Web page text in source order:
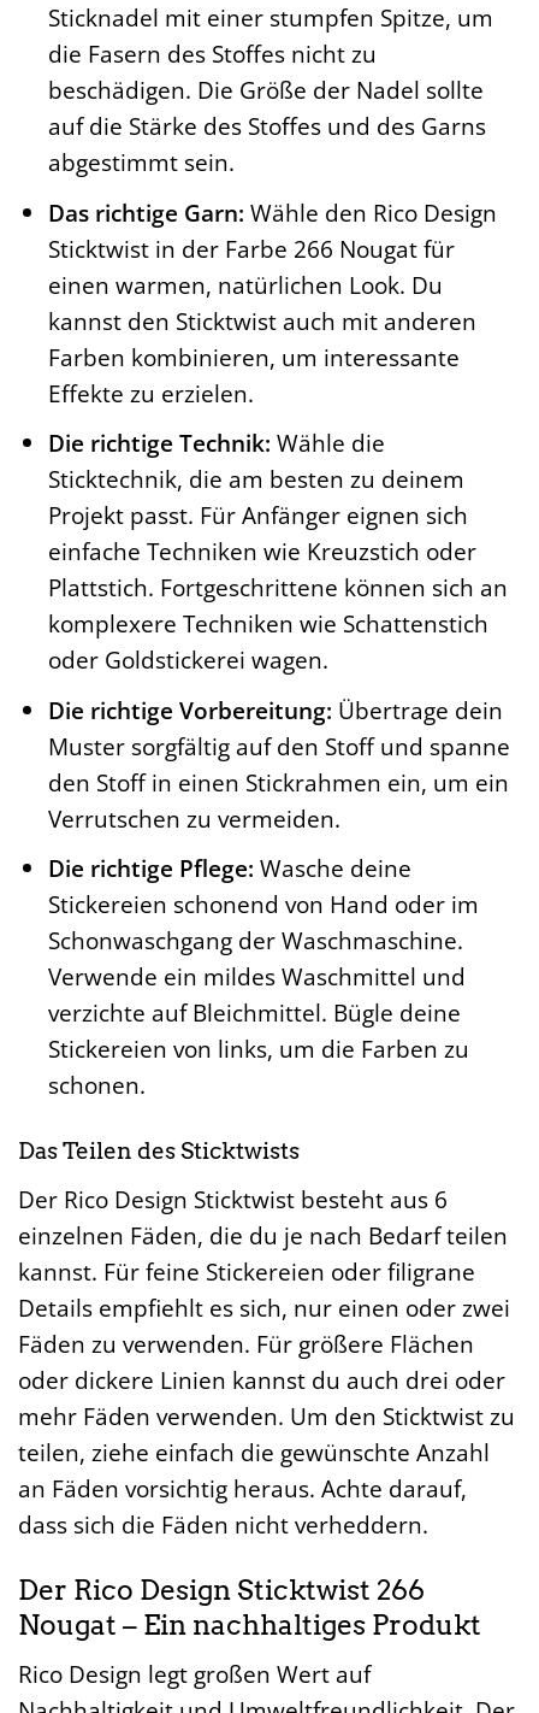
Sticknadel mit einer stumpfen Spitze, um
die Fasern des Stoffes nicht zu
beschädigen. Die Größe der Nadel sollte
auf die Stärke des Stoffes und des Garns
abgestimmt sein.
Das richtige Garn: Wähle den Rico Design
Sticktwist in der Farbe 266 Nougat für
einen warmen, natürlichen Look. Du
kannst den Sticktwist auch mit anderen
Farben kombinieren, um interessante
Effekte zu erzielen.
Die richtige Technik: Wähle die
Sticktechnik, die am besten zu deinem
Projekt passt. Für Anfänger eignen sich
einfache Techniken wie Kreuzstich oder
Plattstich. Fortgeschrittene können sich an
komplexere Techniken wie Schattenstich
oder Goldstickerei wagen.
Die richtige Vorbereitung: Übertrage dein
Muster sorgfältig auf den Stoff und spanne
den Stoff in einen Stickrahmen ein, um ein
Verrutschen zu vermeiden.
Die richtige Pflege: Wasche deine
Stickereien schonend von Hand oder im
Schonwaschgang der Waschmaschine.
Verwende ein mildes Waschmittel und
verzichte auf Bleichmittel. Bügle deine
Stickereien von links, um die Farben zu
schonen.
Das Teilen des Sticktwists
Der Rico Design Sticktwist besteht aus 6
einzelnen Fäden, die du je nach Bedarf teilen
kannst. Für feine Stickereien oder filigrane
Details empfiehlt es sich, nur einen oder zwei
Fäden zu verwenden. Für größere Flächen
oder dickere Linien kannst du auch drei oder
mehr Fäden verwenden. Um den Sticktwist zu
teilen, ziehe einfach die gewünschte Anzahl
an Fäden vorsichtig heraus. Achte darauf,
dass sich die Fäden nicht verheddern.
Der Rico Design Sticktwist 266
Nougat – Ein nachhaltiges Produkt
Rico Design legt großen Wert auf